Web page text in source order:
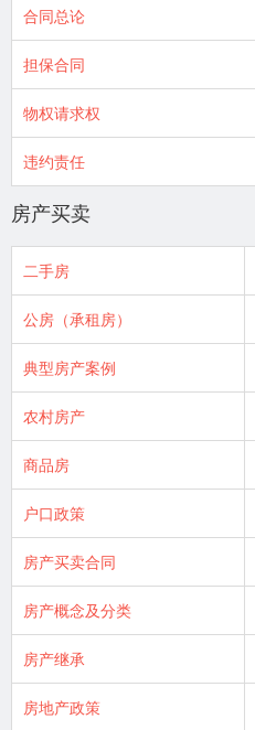
合同总论
担保合同
物权请求权
违约责任
房产买卖
二手房
公房（承租房）
典型房产案例
农村房产
商品房
户口政策
房产买卖合同
房产概念及分类
房产继承
房地产政策